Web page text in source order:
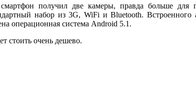
получил две камеры, правда больше
набор из 3G, WiFi и Bluetooth.
операционная система Android 5.1.
стоить очень дешево.